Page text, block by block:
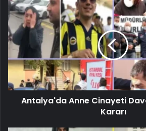
Antalya'da Anne Cinayeti
Kararı